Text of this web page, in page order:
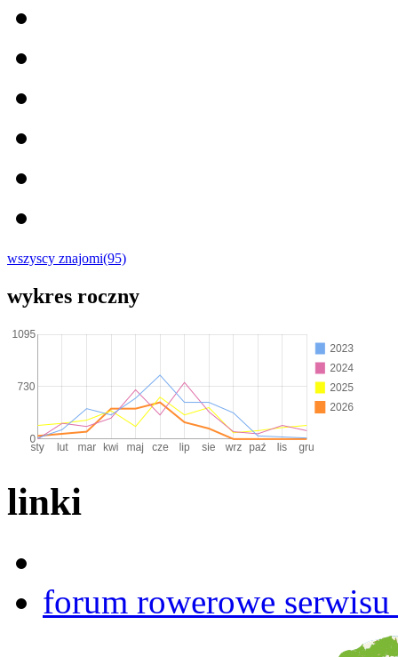
wszyscy znajomi(95)
wykres roczny
linki
forum rowerowe